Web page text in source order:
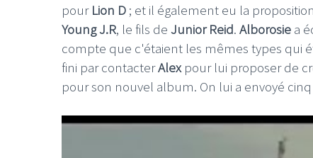
pour Lion D ; et il également eu la
Young J.R, le fils de Junior Reid. Alborosie a
compte que c'étaient les mêmes types qui
fini par contacterAlex pour lui proposer de
pour son nouvel album. On lui a envoyé